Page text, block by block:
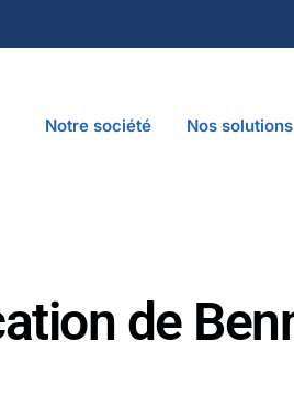
Notre société Nos solutions
de